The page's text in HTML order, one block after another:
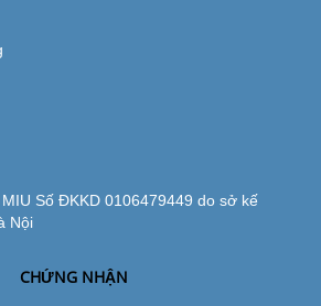
Số ĐKKD 0106479449 do sở kế
Nội
CHỨNG NHẬN